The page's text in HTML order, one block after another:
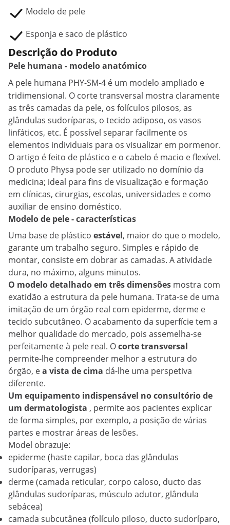
Modelo de pele
Esponja e saco de plástico
Descrição do Produto
Pele humana - modelo anatómico
A pele humana PHY-SM-4 é um modelo ampliado e
tridimensional. O corte transversal mostra claramente
as três camadas da pele, os folículos pilosos, as
glândulas sudoríparas, o tecido adiposo, os vasos
linfáticos, etc. É possível separar facilmente os
elementos individuais para os visualizar em pormenor.
O artigo é feito de plástico e o cabelo é macio e flexível.
O produto Physa pode ser utilizado no domínio da
medicina; ideal para fins de visualização e formação
em clínicas, cirurgias, escolas, universidades e como
auxiliar de ensino doméstico.
Modelo de pele - características
Uma base de plástico estável, maior do que o modelo,
garante um trabalho seguro. Simples e rápido de
montar, consiste em dobrar as camadas. A atividade
dura, no máximo, alguns minutos.
O modelo detalhado em três dimensões mostra com
exatidão a estrutura da pele humana. Trata-se de uma
imitação de um órgão real com epiderme, derme e
tecido subcutâneo. O acabamento da superfície tem a
melhor qualidade do mercado, pois assemelha-se
perfeitamente à pele real. Ocorte transversal
permite-lhe compreender melhor a estrutura do
órgão, ea vista de cima dá-lhe uma perspetiva
diferente.
Um equipamento indispensável no consultório de
um dermatologista , permite aos pacientes explicar
de forma simples, por exemplo, a posição de várias
partes e mostrar áreas de lesões.
Model obrazuje:
epiderme (haste capilar, boca das glândulas
sudoríparas, verrugas)
derme (camada reticular, corpo caloso, ducto das
glândulas sudoríparas, músculo adutor, glândula
sebácea)
camada subcutânea (folículo piloso, ducto sudoríparo,